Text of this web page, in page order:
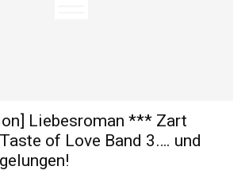
Liebesroman *** Zart
of Love Band 3…. und